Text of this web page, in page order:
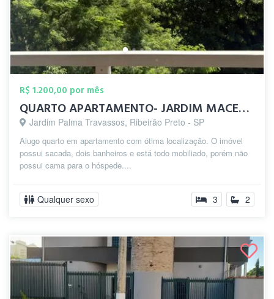
R$ 1.200,00 por mês
QUARTO APARTAMENTO- JARDIM MACEDO RP
Jardim Palma Travassos, Ribeirão Preto - SP
Alugo quarto em apartamento com ótima localização. O imóvel
possui sacada, dois banheiros e está todo mobiliado, porém não
possui cama para o hóspede....
Qualquer sexo 3 2